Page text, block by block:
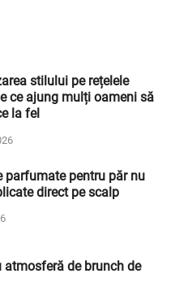
stilului pe rețelele
ce ajung mulți oameni să
la fel
parfumate pentru păr nu
direct pe scalp
atmosferă de brunch de